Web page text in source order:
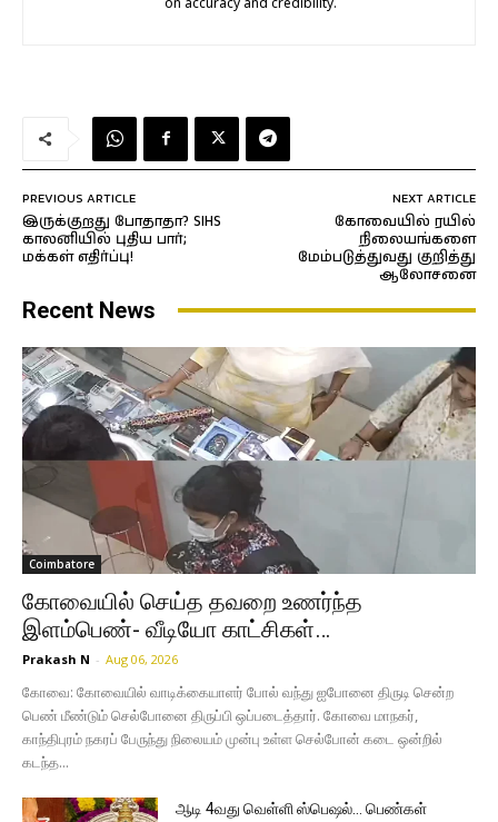
on accuracy and credibility.
PREVIOUS ARTICLE
இருக்குறது போதாதா? SIHS
காலனியில் புதிய பார்;
மக்கள் எதிர்ப்பு!
NEXT ARTICLE
கோவையில் ரயில்
நிலையங்களை
மேம்படுத்துவது குறித்து
ஆலோசனை
Recent News
Coimbatore
கோவையில் செய்த தவறை உணர்ந்த
இளம்பெண்- வீடியோ காட்சிகள்…
Prakash N - Aug 06, 2026
கோவை: கோவையில் வாடிக்கையாளர் போல் வந்து ஐபோனை திருடி சென்ற
பெண் மீண்டும் செல்போனை திருப்பி ஒப்படைத்தார். கோவை மாநகர்,
காந்திபுரம் நகரப் பேருந்து நிலையம் முன்பு உள்ள செல்போன் கடை ஒன்றில்
கடந்த...
ஆடி 4வது வெள்ளி ஸ்பெஷல்… பெண்கள்